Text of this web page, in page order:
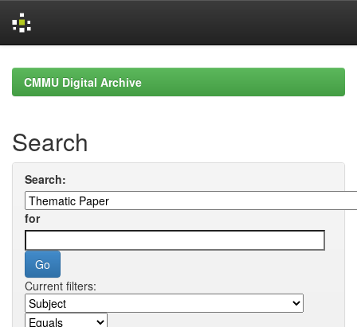
navigationCMMU Digital Archive
Search
Search:
for
Current filters: